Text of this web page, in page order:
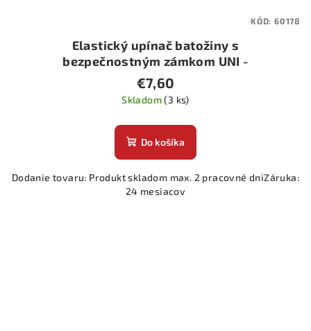
Elastický upínač batožiny s
bezpečnostným zámkom UNI -
FLEX
€7,60
Skladom(3 ks)
Do košíka
Dodanie tovaru: Produkt skladom max. 2 pracovné dniZáruka:
24 mesiacov
KÓD: 60178